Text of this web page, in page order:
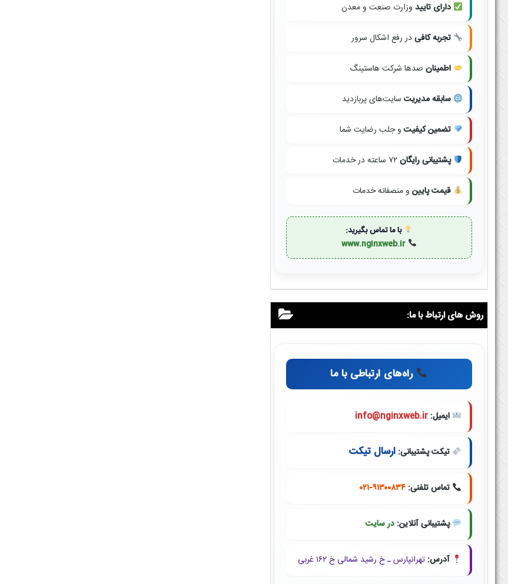
دارای تایید وزارت صنعت و معدن
تجربه کافیدر رفع اشکال سرور
اطمینان صدها شرکت هاستینگ
سابقه مدیریت سایت‌های پربازدید
تضمین کیفیت و جلب رضایت شما
پشتیبانی رایگان۷۲ ساعته در خدمات
قیمت پایین و منصفانه خدمات
با ما تماس بگیرید:
www.nginxweb.ir
روش های ارتباط با ما:
راه‌های ارتباطی با ما
ایمیل: info@nginxweb.ir
تیکت پشتیبانی: ارسال تیکت
تماس تلفنی: ۰۲۱-۹۱۳۰۰۸۳۴
پشتیبانی آنلاین: در سایت
آدرس: تهرانپارس ـ خ رشید شمالی خ ۱۶۲ غربی